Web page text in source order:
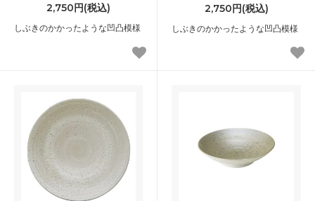
2,750円(税込)
しぶきのかかったような凹凸模様
2,750円(税込)
しぶきのかかったような凹凸模様